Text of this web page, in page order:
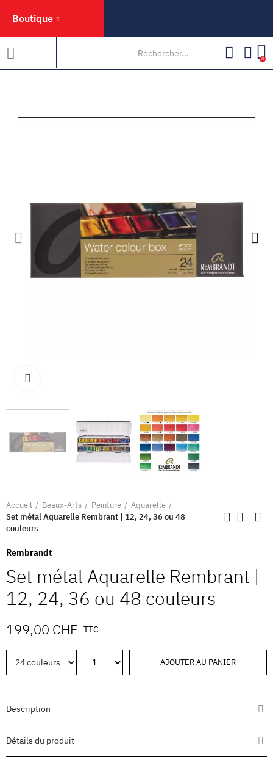
Boutique
0
Accueil Beaux-Arts Peinture
Aquarelle
Set métal Aquarelle Rembrant | 12, 24, 36 ou 48
couleurs
Rembrandt
Set métal Aquarelle Rembrant |
12, 24, 36 ou 48 couleurs
199,00 CHF TTC
AJOUTER AU PANIER
Description
Détails du produit